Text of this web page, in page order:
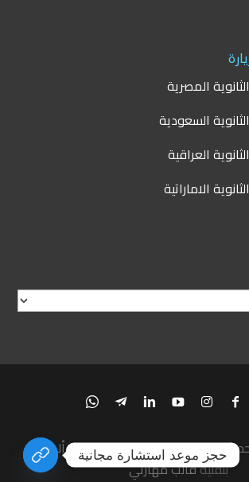
المصرية
السعودية
العراقية
الاماراتية
الدولية للدراسة والتخصص في ألمانيا|
بتقنيةقالب مهارتي
حجز موعد استشارة مجانية